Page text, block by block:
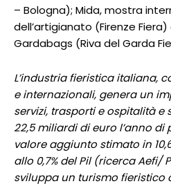
– Bologna); Mida, mostra
dell’artigianato (Firenze Fiera)
Gardabags (Riva del Garda
L’industria fieristica italiana,
e internazionali, genera un
servizi, trasporti e ospitalità
22,5 miliardi di euro l’anno di
valore aggiunto stimato in
allo 0,7% del Pil (ricerca Aefi/
sviluppa un turismo fieristico